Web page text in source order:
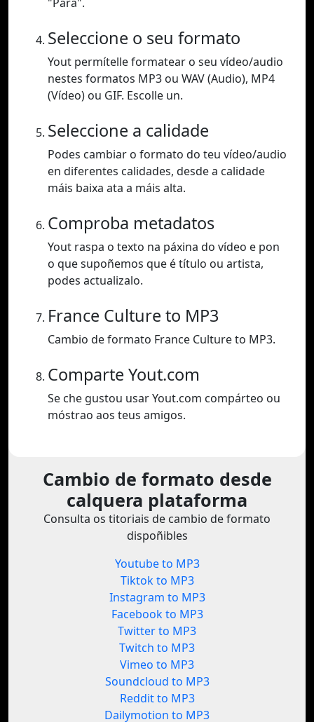
Seleccione o seu formato
Yout permítelle formatear o seu vídeo/audio
nestes formatos MP3 ou WAV (Audio), MP4
(Vídeo) ou GIF. Escolle un.
Seleccione a calidade
Podes cambiar o formato do teu vídeo/audio
en diferentes calidades, desde a calidade
máis baixa ata a máis alta.
Comproba metadatos
Yout raspa o texto na páxina do vídeo e pon
o que supoñemos que é título ou artista,
podes actualizalo.
France Culture to MP3
Cambio de formato France Culture to MP3.
Comparte Yout.com
Se che gustou usar Yout.com compárteo ou
móstrao aos teus amigos.
Cambio de formato desde
calquera plataforma
Consulta os titoriais de cambio de formato
dispoñibles
Youtube to MP3
Tiktok to MP3
Instagram to MP3
Facebook to MP3
Twitter to MP3
Twitch to MP3
Vimeo to MP3
Soundcloud to MP3
Reddit to MP3
Dailymotion to MP3